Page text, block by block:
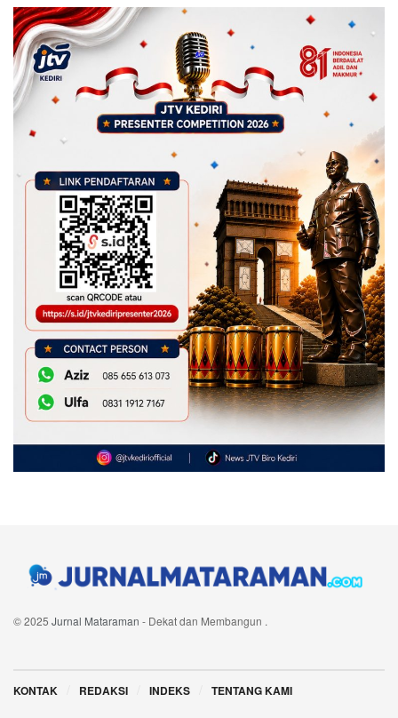
© 2025 Jurnal Mataraman - Dekat dan Membangun .
KONTAK REDAKSI INDEKS TENTANG KAMI